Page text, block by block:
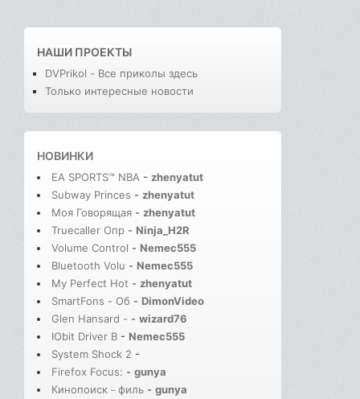
НАШИ ПРОЕКТЫ
DVPrikol - Все приколы здесь
Только интересные новости
НОВИНКИ
EA SPORTS™ NBA - zhenyatut
Subway Princes - zhenyatut
Моя Говорящая - zhenyatut
Truecaller Опр - Ninja_H2R
Volume Control - Nemec555
Bluetooth Volu - Nemec555
My Perfect Hot - zhenyatut
SmartFons - Об - DimonVideo
Glen Hansard - - wizard76
IObit Driver B - Nemec555
System Shock 2 -
Firefox Focus: - gunya
Кинопоиск－филь - gunya